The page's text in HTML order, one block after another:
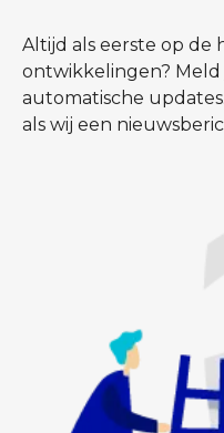
Altijd als eerste op de
ontwikkelingen? Meld
automatische
als wij een